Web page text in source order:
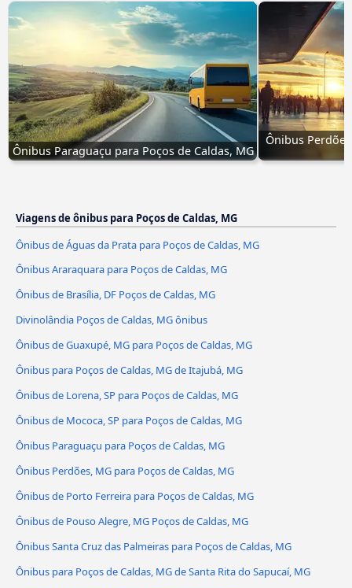
Ônibus Paraguaçu para Poços de Caldas, MG
Ônibus
Viagens de ônibus para Poços de Caldas, MG
Ônibus de Águas da Prata para Poços de Caldas, MG
Ônibus Araraquara para Poços de Caldas, MG
Ônibus de Brasília, DF Poços de Caldas, MG
Divinolândia Poços de Caldas, MG ônibus
Ônibus de Guaxupé, MG para Poços de Caldas, MG
Ônibus para Poços de Caldas, MG de Itajubá, MG
Ônibus de Lorena, SP para Poços de Caldas, MG
Ônibus de Mococa, SP para Poços de Caldas, MG
Ônibus Paraguaçu para Poços de Caldas, MG
Ônibus Perdões, MG para Poços de Caldas, MG
Ônibus de Porto Ferreira para Poços de Caldas, MG
Ônibus de Pouso Alegre, MG Poços de Caldas, MG
Ônibus Santa Cruz das Palmeiras para Poços de Caldas, MG
Ônibus para Poços de Caldas, MG de Santa Rita do Sapucaí, MG